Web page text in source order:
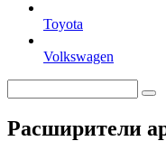
Toyota
Volkswagen
Расширители